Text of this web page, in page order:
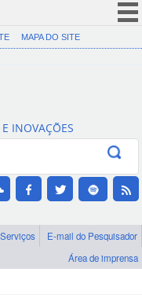
(COVID-19)
Canais
MAPA DO SITE
INOVAÇÕES
Serviços
E-mail do Pesquisador
Área de imprensa